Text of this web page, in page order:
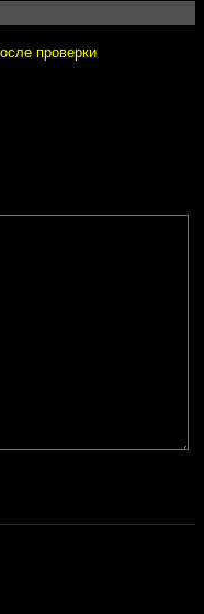
проверки